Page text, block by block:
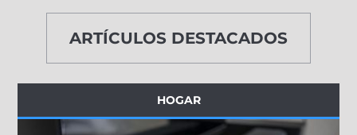
ARTÍCULOS DESTACADOS
HOGAR